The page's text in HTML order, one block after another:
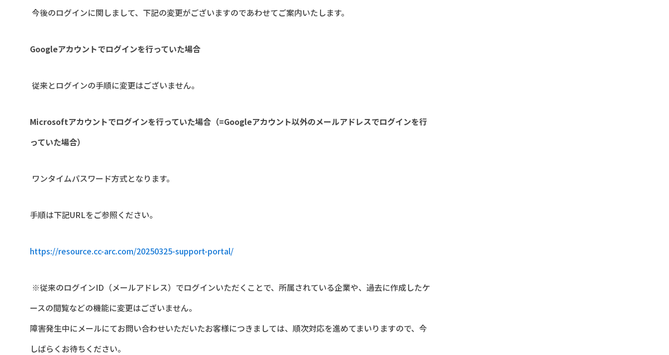
今後のログインに関しまして、下記の変更がございますのであわせてご案内いたします。
Googleアカウントでログインを行っていた場合
従来とログインの手順に変更はございません。
Microsoftアカウントでログインを行っていた場合（=Googleアカウント以外のメールアドレスでログインを行
っていた場合）
ワンタイムパスワード方式となります。
手順は下記URLをご参照ください。
https://resource.cc-arc.com/20250325-support-portal/
※従来のログインID （メールアドレス）でログインいただくことで、所属されている企業や、過去に作成したケ
ースの閲覧などの機能に変更はございません。
障害発生中にメールにてお問い合わせいただいたお客様につきましては、順次対応を進めてまいりますので、今
しばらくお待ちください。